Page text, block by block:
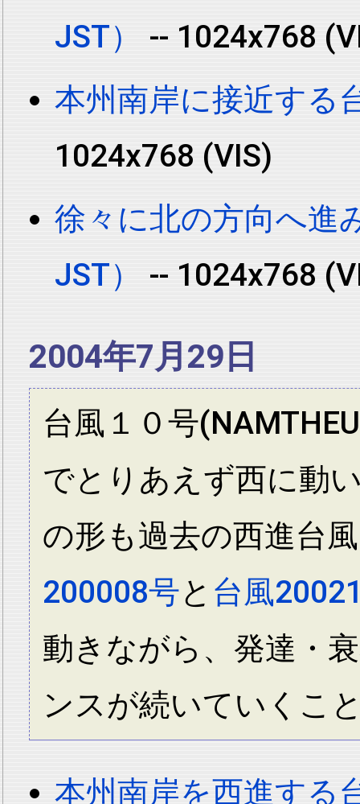
JST）
-- 1024x768
本州南岸に接近する
1024x768 (VIS)
徐々に北の方向へ進
JST）
-- 1024x768
2004年7月29日
台風１０号
でとりあえず西に動
の形も過去の西進台
200008号と 台風
動きながら、発達・
ンスが続いていくこ
本州南岸を西進する